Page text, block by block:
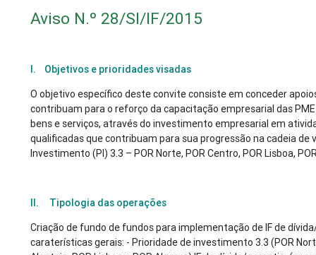
Aviso N.º 28/SI/IF/2015
I. Objetivos e prioridades visadas
O objetivo específico deste convite consiste em conceder
contribuam para o reforço da capacitação empresarial das
bens e serviços, através do investimento empresarial em
qualificadas que contribuam para sua progressão na cadeia de
Investimento (PI) 3.3 – POR Norte, POR Centro, POR Lisboa,
II. Tipologia das operações
Criação de fundo de fundos para implementação de IF de
caraterísticas gerais: - Prioridade de investimento 3.3 (POR